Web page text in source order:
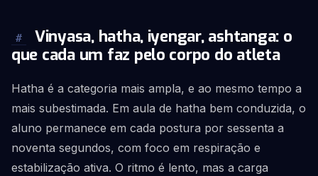
#
Vinyasa, hatha, iyengar, ashtanga: o
que cada um faz pelo corpo do atleta
Hatha é a categoria mais ampla, e ao mesmo tempo a
mais subestimada. Em aula de hatha bem conduzida, o
aluno permanece em cada postura por sessenta a
noventa segundos, com foco em respiração e
estabilização ativa. O ritmo é lento, mas a carga